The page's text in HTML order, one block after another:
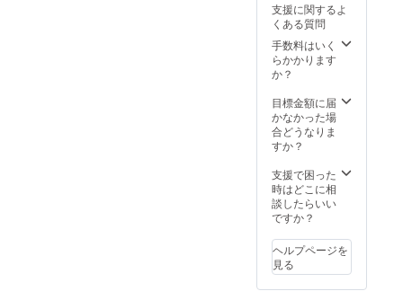
プリン4
個 保
存方
法：冷
限：商
品に記
載 ※生
賞味期
限は生
食の場
合を表
す。殻
にヒビ
が入っ
た卵は
支援に関するよ
くある質問
手数料はいく
らかかります
か？
目標金額に届
かなかった場
合どうなりま
すか？
支援で困った
時はどこに相
談したらいい
ですか？
ヘルプページを
見る